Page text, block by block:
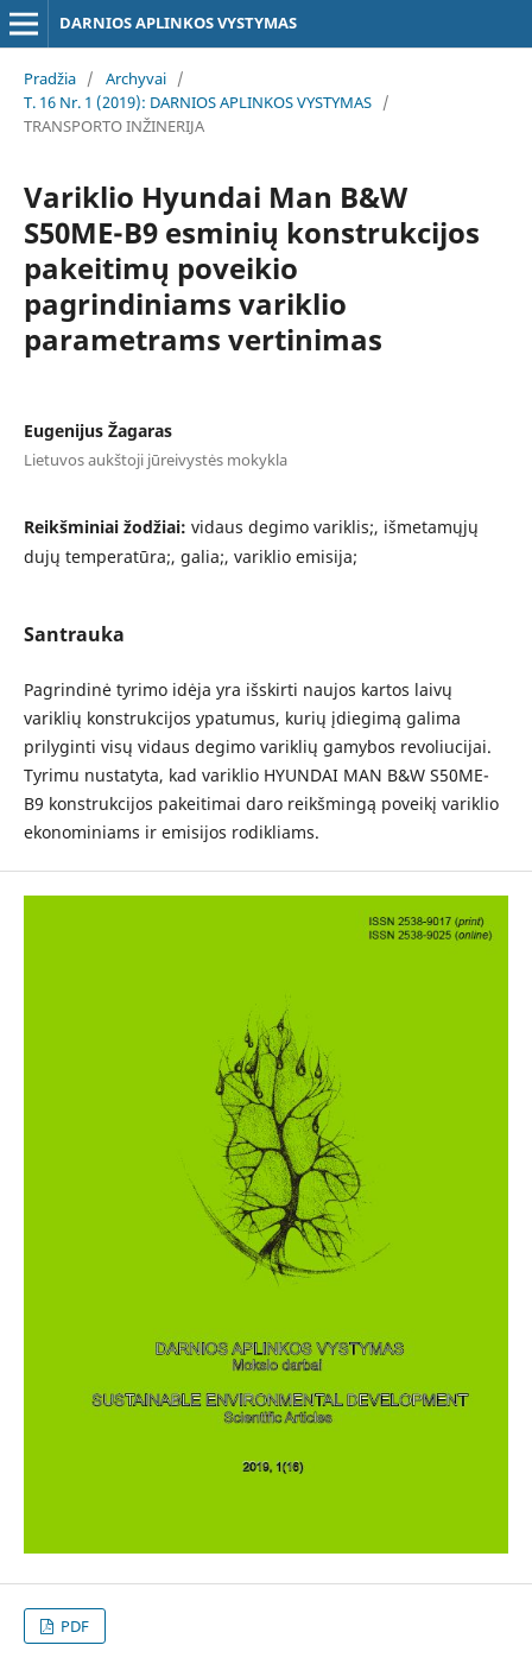
DARNIOS APLINKOS VYSTYMAS
Pradžia / Archyvai /
T. 16 Nr. 1 (2019): DARNIOS APLINKOS VYSTYMAS /
TRANSPORTO INŽINERIJA
Variklio Hyundai Man B&W
S50ME-B9 esminių konstrukcijos
pakeitimų poveikio
pagrindiniams variklio
parametrams vertinimas
Eugenijus Žagaras
Lietuvos aukštoji jūreivystės mokykla
Reikšminiai žodžiai: vidaus degimo variklis;, išmetamųjų
dujų temperatūra;, galia;, variklio emisija;
Santrauka
Pagrindinė tyrimo idėja yra išskirti naujos kartos laivų
variklių konstrukcijos ypatumus, kurių įdiegimą galima
prilyginti visų vidaus degimo variklių gamybos revoliucijai.
Tyrimu nustatyta, kad variklio HYUNDAI MAN B&W S50ME-
B9 konstrukcijos pakeitimai daro reikšmingą poveikį variklio
ekonominiams ir emisijos rodikliams.
PDF